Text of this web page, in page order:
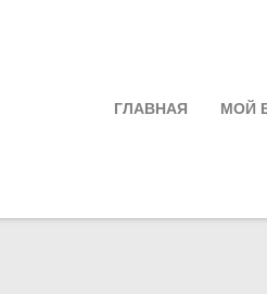
ГЛАВНАЯ МОЙ